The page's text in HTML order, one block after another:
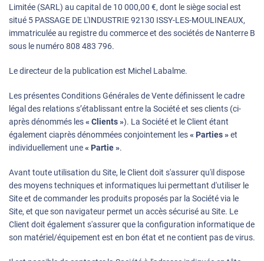
Limitée (SARL) au capital de 10 000,00 €, dont le siège social est
situé 5 PASSAGE DE L'INDUSTRIE 92130 ISSY-LES-MOULINEAUX,
immatriculée au registre du commerce et des sociétés de Nanterre B
sous le numéro 808 483 796.
Le directeur de la publication est Michel Labalme.
Les présentes Conditions Générales de Vente définissent le cadre
légal des relations s’établissant entre la Société et ses clients (ci-
après dénommés les« Clients »). La Société et le Client étant
également ciaprès dénommées conjointement les« Parties »et
individuellement une« Partie ».
Avant toute utilisation du Site, le Client doit s'assurer qu'il dispose
des moyens techniques et informatiques lui permettant d'utiliser le
Site et de commander les produits proposés par la Société via le
Site, et que son navigateur permet un accès sécurisé au Site. Le
Client doit également s'assurer que la configuration informatique de
son matériel/équipement est en bon état et ne contient pas de virus.